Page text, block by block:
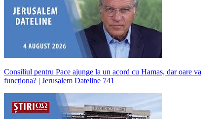
Consiliul pentru Pace ajunge la un acord cu Hamas, dar oare va
funcționa? | Jerusalem Dateline 741